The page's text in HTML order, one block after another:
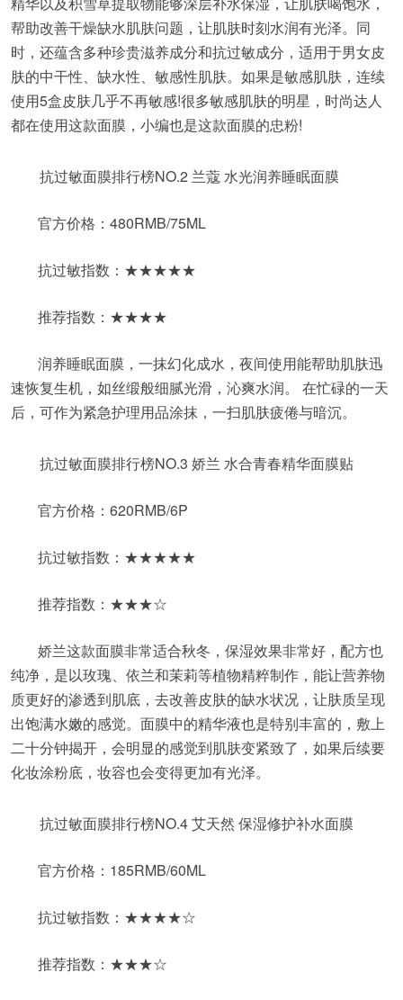
帮助改善干燥缺水肌肤问题，让肌肤时刻水润有光泽。同
时，还蕴含多种珍贵滋养成分和抗过敏成分，适用于男女皮
肤的中干性、缺水性、敏感性肌肤。如果是敏感肌肤，连续
使用5盒皮肤几乎不再敏感!很多敏感肌肤的明星，时尚达人
都在使用这款面膜，小编也是这款面膜的忠粉!
抗过敏面膜排行榜NO.2 兰蔻 水光润养睡眠面膜
官方价格：480RMB/75ML
抗过敏指数：★★★★★
推荐指数：★★★★
润养睡眠面膜，一抹幻化成水，夜间使用能帮助肌肤迅
速恢复生机，如丝缎般细腻光滑，沁爽水润。 在忙碌的一天
后，可作为紧急护理用品涂抹，一扫肌肤疲倦与暗沉。
抗过敏面膜排行榜NO.3 娇兰 水合青春精华面膜贴
官方价格：620RMB/6P
抗过敏指数：★★★★★
推荐指数：★★★☆
娇兰这款面膜非常适合秋冬，保湿效果非常好，配方也
纯净，是以玫瑰、依兰和茉莉等植物精粹制作，能让营养物
质更好的渗透到肌底，去改善皮肤的缺水状况，让肤质呈现
出饱满水嫩的感觉。面膜中的精华液也是特别丰富的，敷上
二十分钟揭开，会明显的感觉到肌肤变紧致了，如果后续要
化妆涂粉底，妆容也会变得更加有光泽。
抗过敏面膜排行榜NO.4 艾天然 保湿修护补水面膜
官方价格：185RMB/60ML
抗过敏指数：★★★★☆
推荐指数：★★★☆